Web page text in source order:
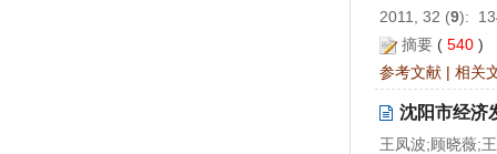
2011, 32 (9):
摘要 ( 540 )
参考文献 | 相关
沈阳市经济
王凤波;顾晓薇;